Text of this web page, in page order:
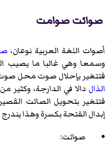
صوائت صوامت
أصوات اللغة العربية نوعان،
وسمعا وهي غالبا ما يصيب
فتتغير بإحلال صوت محل
الذال دالا في الدارجة، وكثير
فتتغير بتحويل الصائت
إبدال الفتحة بكسرة وهذا
صوائت: